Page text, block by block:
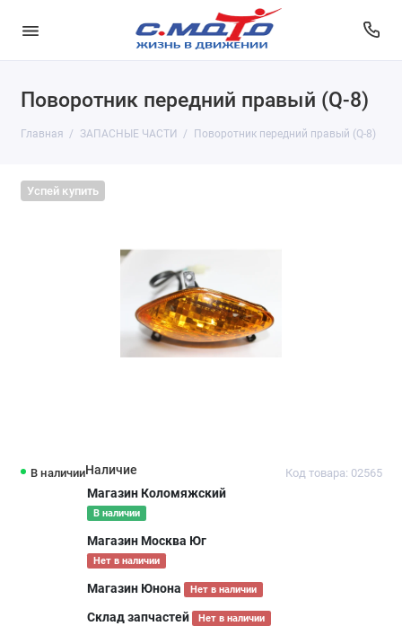
Поворотник передний правый (Q-8)
Главная ЗАПАСНЫЕ ЧАСТИ Поворотник передний правый (Q-8)
Успей купить
В наличии Код товара: 02565
Наличие
Магазин Коломяжский
В наличии
Магазин Москва Юг
Нет в наличии
Магазин Юнона Нет в наличии
Склад запчастей Нет в наличии